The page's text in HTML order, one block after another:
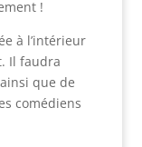
!
à l’intérieur
Il faudra
que de
comédiens